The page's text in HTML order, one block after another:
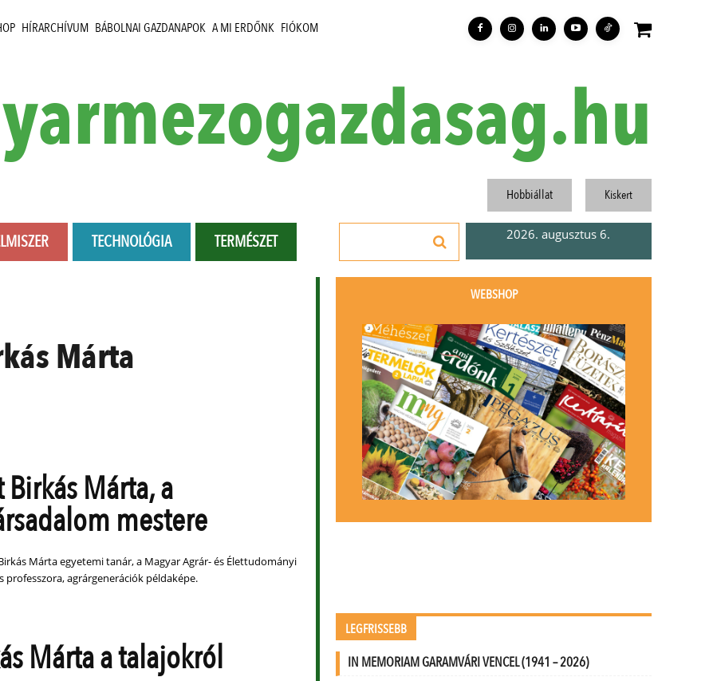
HÍRARCHÍVUM BÁBOLNAI GAZDANAPOK A MI ERDŐNK FIÓKOM
TECHNOLÓGIA TERMÉSZET
Hobbiállat Kiskert
2026. augusztus 6.
Márta
Márta, a
mestere
Márta egyetemi tanár, a Magyar Agrár- és Élettudományi
professzora, agrárgenerációk példaképe.
Márta a talajokról
WEBSHOP
LEGFRISSEBB
IN MEMORIAM GARAMVÁRI VENCEL (1941 – 2026)